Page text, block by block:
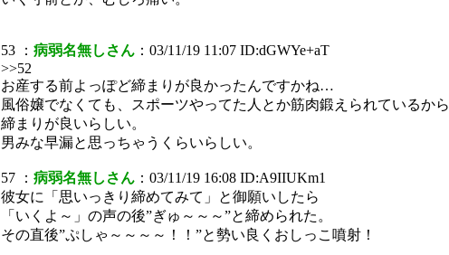
53 ： 病弱名無しさん ：03/11/19 11:07 ID:dGWYe+aT
>>52
お産する前よっぽど締まりが良かったんですかね…
風俗嬢でなくても、スポーツやってた人とか筋肉鍛えられているから
締まりが良いらしい。
男みな早漏と思っちゃうくらいらしい。
57 ： 病弱名無しさん ：03/11/19 16:08 ID:A9IIUKm1
彼女に「思いっきり締めてみて」と御願いしたら
「いくよ～」の声の後”ぎゅ～～～”と締められた。
その直後”ぷしゃ～～～～！！”と勢い良くおしっこ噴射！